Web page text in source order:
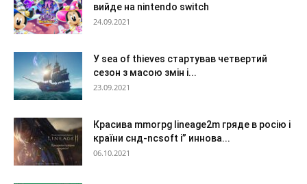
вийде на nintendo switch
24.09.2021
У sea of thieves стартував четвертий
сезон з масою змін і...
23.09.2021
Красива mmorpg lineage2m гряде в росію і
країни снд-ncsoft і” иннова...
06.10.2021